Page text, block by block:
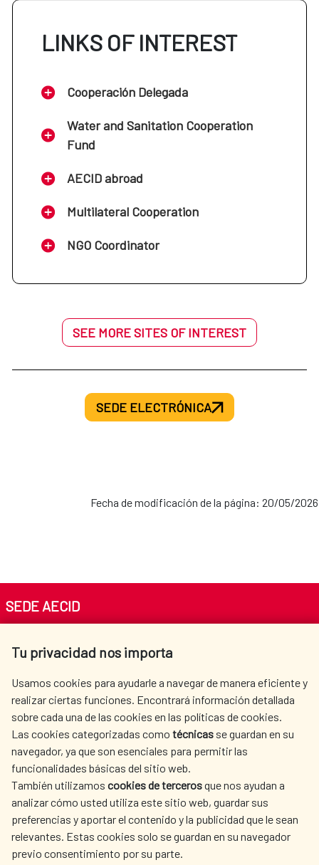
LINKS OF INTEREST
Cooperación Delegada
Water and Sanitation Cooperation
Fund
AECID abroad
Multilateral Cooperation
NGO Coordinator
SEE MORE SITES OF INTEREST
SEDE ELECTRÓNICA
Fecha de modificación de la página: 20/05/2026
Tu privacidad nos importa
Usamos cookies para ayudarle a navegar de manera eficiente y
realizar ciertas funciones. Encontrará información detallada
sobre cada una de las cookies en las políticas de cookies.
Las cookies categorizadas como técnicas se guardan en su
navegador, ya que son esenciales para permitir las
funcionalidades básicas del sitio web.
También utilizamos cookies de tercerosque nos ayudan a
analizar cómo usted utiliza este sitio web, guardar sus
preferencias y aportar el contenido y la publicidad que le sean
relevantes. Estas cookies solo se guardan en su navegador
previo consentimiento por su parte.
SEDE AECID
Tel. +34 900 20 30 54​​​​​​​
AECID
WHERE DO WE COOPERATE?
SPANISH HUMANITARIAN
ACTION
PRESS ROOM
CULTURE AND SCIENCE LIBRARY